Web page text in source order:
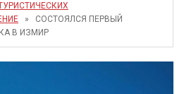
» СОСТОЯЛСЯ ПЕРВЫЙ
В ИЗМИР